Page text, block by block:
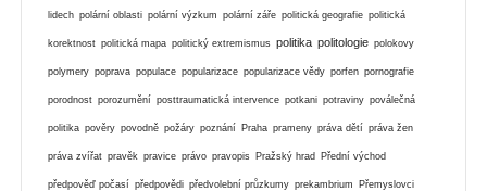
lidech polární oblasti polární výzkum polární záře politická geografie politická
korektnost politická mapa politický extremismus politika politologie polokovy
polymery poprava populace popularizace popularizace vědy porfen pornografie
porodnost porozumění posttraumatická intervence potkani potraviny poválečná
politika pověry povodně požáry poznání Praha prameny práva dětí práva žen
práva zvířat pravěk pravice právo pravopis Pražský hrad Přední východ
předpověď počasí předpovědi předvolební průzkumy prekambrium Přemyslovci